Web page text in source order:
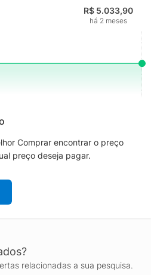
R$ 5.033,90
há 2 meses
Comprar encontrar o preço
preço deseja pagar.
relacionadas a sua pesquisa.